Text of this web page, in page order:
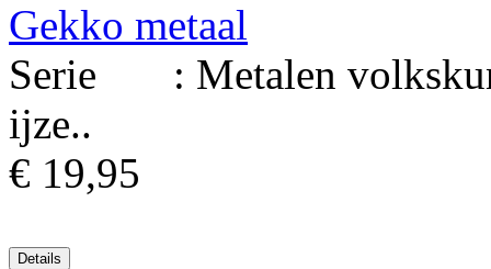
Gekko metaal
Serie : Metalen
ijze..
€ 19,95